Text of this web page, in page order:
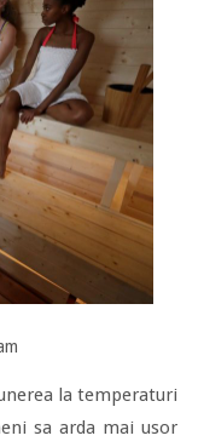
la temperaturi
sa arda mai usor